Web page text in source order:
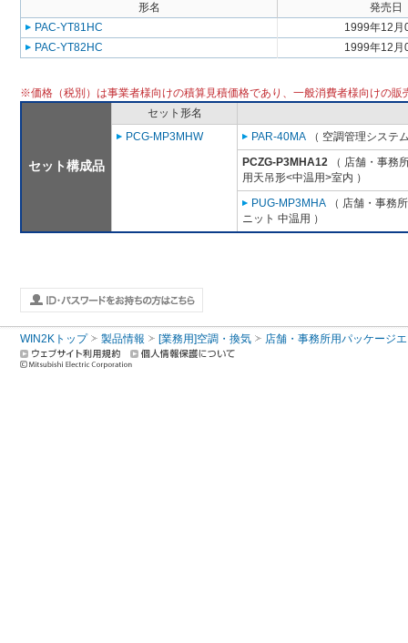
形名
発売日
PAC-YT81HC
1999年12月
PAC-YT82HC
1999年12月
※価格（税別）は事業者様向けの積算見積価格であり、一般消費者様向けの販
セット構成品
セット形名
PCG-MP3MHW
PAR-40MA （ 空調管理システ
PCZG-P3MHA12 （ 店舗・事務
用天吊形<中温用>室内 ）
PUG-MP3MHA （ 店舗・事務
ニット 中温用 ）
WIN2Kトップ 製品情報 [業務用]空調・換気 店舗・事務所用パッケージ